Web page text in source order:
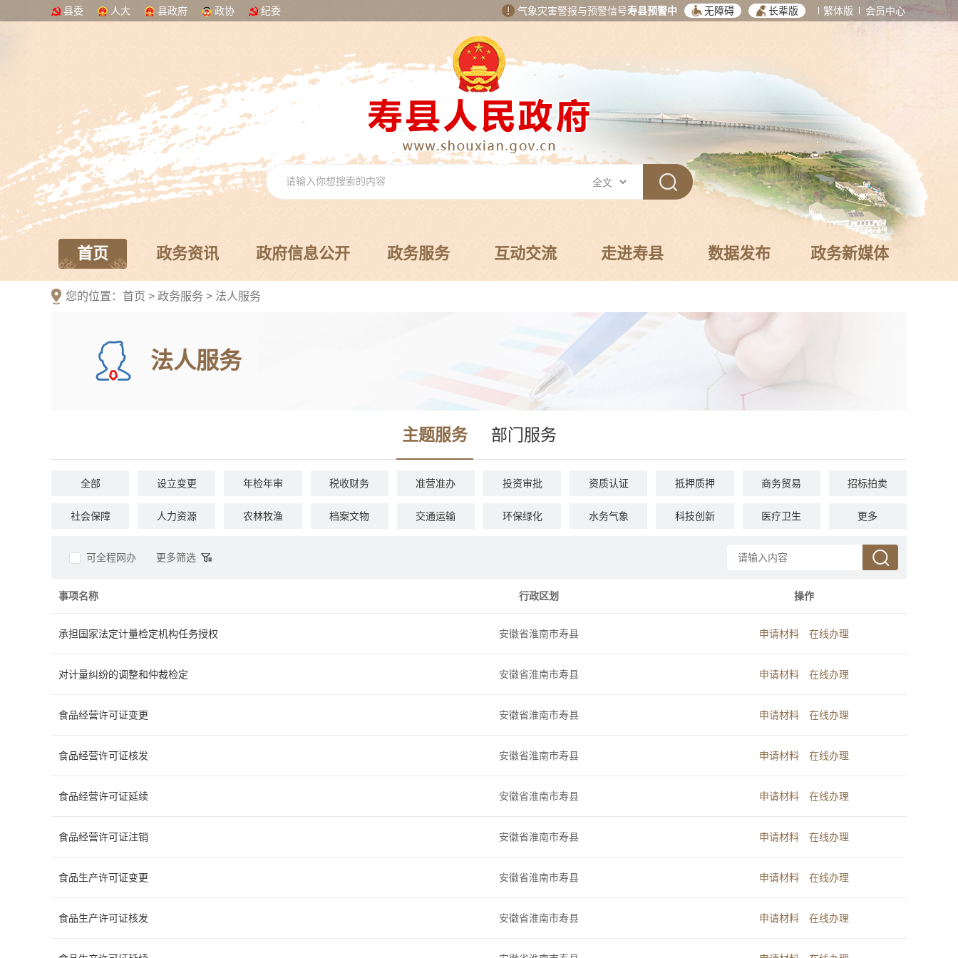
县委 人大 县政府 政协 纪委 气象灾害警报与预警信号寿县预警中 无障碍 长辈版 繁体版 会员中心
首页 政务资讯 政府信息公开 政务服务 互动交流 走进寿县 数据发布 政务新媒体
您的位置： 首页 > 政务服务 > 法人服务
法人服务
主题服务 部门服务
全部 设立变更 年检年审 税收财务 准营准办 投资审批 资质认证 抵押质押 商务贸易 招标拍卖
社会保障 人力资源 农林牧渔 档案文物 交通运输 环保绿化 水务气象 科技创新 医疗卫生 文体教育
更多
可全程网办 更多筛选
事项名称 行政区划 操作
承担国家法定计量检定机构任务授权 安徽省淮南市寿县 申请材料 在线办理
对计量纠纷的调整和仲裁检定 安徽省淮南市寿县 申请材料 在线办理
食品经营许可证变更 安徽省淮南市寿县 申请材料 在线办理
食品经营许可证核发 安徽省淮南市寿县 申请材料 在线办理
食品经营许可证延续 安徽省淮南市寿县 申请材料 在线办理
食品经营许可证注销 安徽省淮南市寿县 申请材料 在线办理
食品生产许可证变更 安徽省淮南市寿县 申请材料 在线办理
食品生产许可证核发 安徽省淮南市寿县 申请材料 在线办理